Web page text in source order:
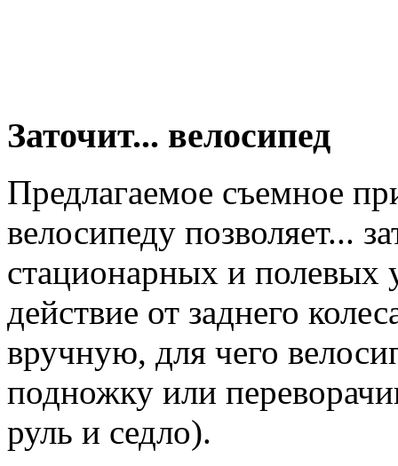
Заточит... велосипед
Предлагаемое съемное
велосипеду позволяет...
стационарных и полевых
действие от заднего
вручную, для чего
подножку или
руль и седло).